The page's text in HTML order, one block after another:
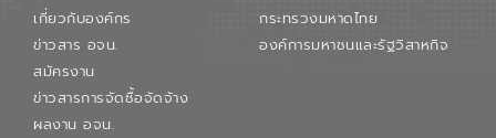
ภาคเอกชนในครั้งนี้ นับเป็นก้าวสำคัญของ
องค์การจัดการน้ำเสีย (อจน.) ในการร่วมวาง
เกี่ยวกับองค์กร
ข่าวสาร อจน.
สมัครงาน
ข่าวสารการจัดซื้อจัดจ้าง
ผลงาน อจน.
กระทรวงมหาดไทย
องค์การมหาชนและรัฐวิสาหกิจ